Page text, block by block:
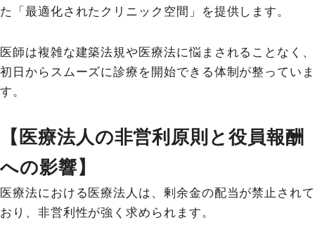
た「最適化されたクリニック空間」を提供します。
医師は複雑な建築法規や医療法に悩まされることなく、
初日からスムーズに診療を開始できる体制が整っていま
す。
【医療法人の非営利原則と役員報酬
への影響】
医療法における医療法人は、剰余金の配当が禁止されて
おり、非営利性が強く求められます。